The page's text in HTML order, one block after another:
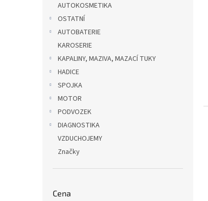
AUTOKOSMETIKA
OSTATNÍ
AUTOBATERIE
KAROSERIE
KAPALINY, MAZIVA, MAZACÍ TUKY
HADICE
SPOJKA
MOTOR
PODVOZEK
DIAGNOSTIKA
VZDUCHOJEMY
Značky
Cena